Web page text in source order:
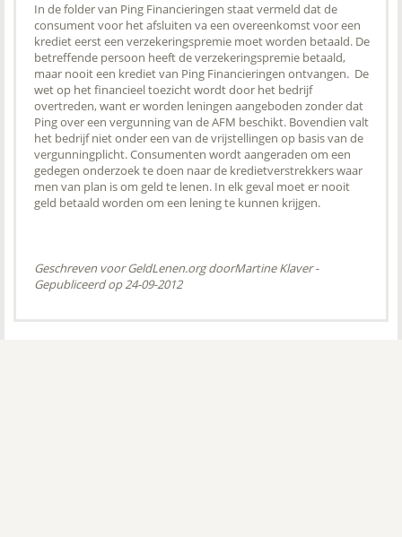
In de folder van Ping Financieringen staat vermeld dat de
consument voor het afsluiten va een overeenkomst voor een
krediet eerst een verzekeringspremie moet worden betaald. De
betreffende persoon heeft de verzekeringspremie betaald,
maar nooit een krediet van Ping Financieringen ontvangen. De
wet op het financieel toezicht wordt door het bedrijf
overtreden, want er worden leningen aangeboden zonder dat
Ping over een vergunning van de AFM beschikt. Bovendien valt
het bedrijf niet onder een van de vrijstellingen op basis van de
vergunningplicht. Consumenten wordt aangeraden om een
gedegen onderzoek te doen naar de kredietverstrekkers waar
men van plan is om geld te lenen. In elk geval moet er nooit
geld betaald worden om een lening te kunnen krijgen.
Geschreven voor GeldLenen.org doorMartine Klaver-
Gepubliceerd op 24-09-2012